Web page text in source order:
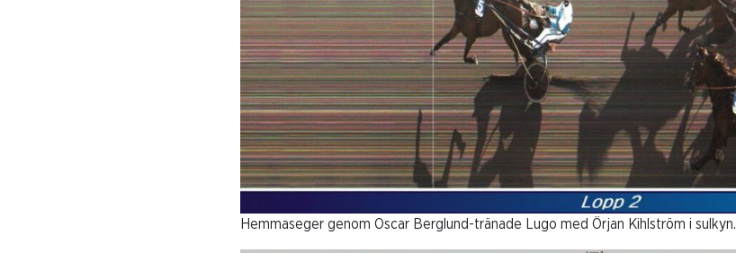
Hemmaseger genom Oscar Berglund-tränade Lugo med Örjan Kihlström i sulkyn.